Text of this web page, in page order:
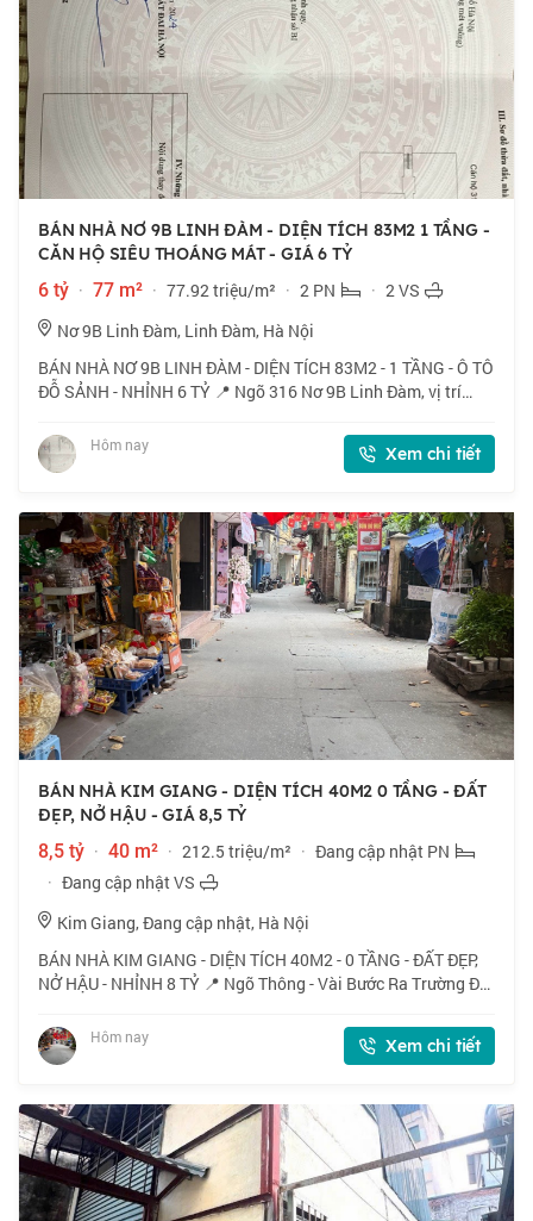
BÁN NHÀ NƠ 9B LINH ĐÀM - DIỆN TÍCH 83M2 1 TẦNG -
CĂN HỘ SIÊU THOÁNG MÁT - GIÁ 6 TỶ
6 tỷ · 77 m² · 77.92 triệu/m² · 2 PN · 2 VS
Nơ 9B Linh Đàm, Linh Đàm, Hà Nội
BÁN NHÀ NƠ 9B LINH ĐÀM - DIỆN TÍCH 83M2 - 1 TẦNG - Ô TÔ
ĐỖ SẢNH - NHỈNH 6 TỶ 📍 Ngõ 316 Nơ 9B Linh Đàm, vị trí
trong lành. 🏠 83m2 x 1 tầng, mặt
Hôm nay Xem chi tiết
BÁN NHÀ KIM GIANG - DIỆN TÍCH 40M2 0 TẦNG - ĐẤT
ĐẸP, NỞ HẬU - GIÁ 8,5 TỶ
8,5 tỷ · 40 m² · 212.5 triệu/m² · Đang cập nhật PN
· Đang cập nhật VS
Kim Giang, Đang cập nhật, Hà Nội
BÁN NHÀ KIM GIANG - DIỆN TÍCH 40M2 - 0 TẦNG - ĐẤT ĐẸP,
NỞ HẬU - NHỈNH 8 TỶ 📍 Ngõ Thông - Vài Bước Ra Trường ĐH
Đường Nguyễn Xiển. 🏠 40m2 x 0 tầ
Hôm nay Xem chi tiết